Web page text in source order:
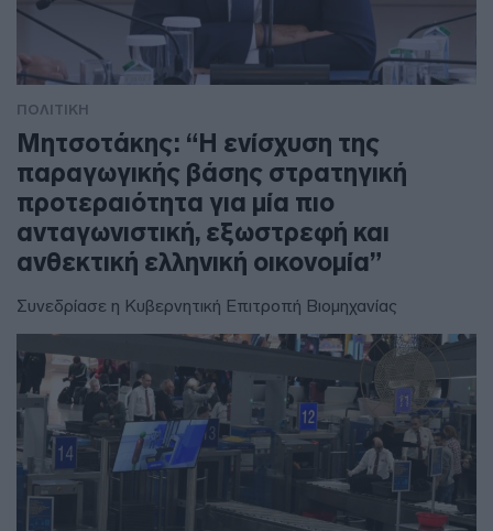
ΠΟΛΙΤΙΚΗ
Μητσοτάκης: “Η ενίσχυση της
παραγωγικής βάσης στρατηγική
προτεραιότητα για μία πιο
ανταγωνιστική, εξωστρεφή και
ανθεκτική ελληνική οικονομία”
Συνεδρίασε η Κυβερνητική Επιτροπή Βιομηχανίας